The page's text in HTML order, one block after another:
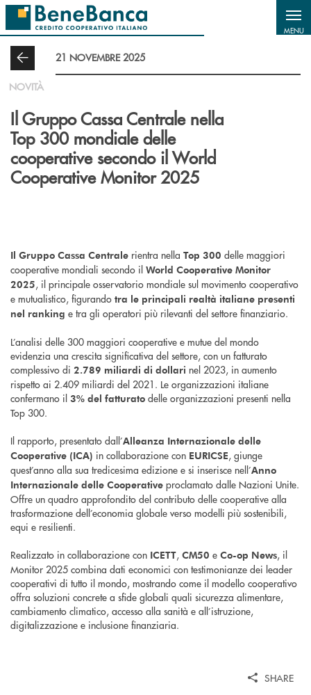
Salta al contenuto principale
MENU
21 NOVEMBRE 2025
NOVITÀ
Il Gruppo Cassa Centrale nella
Top 300 mondiale delle
cooperative secondo il World
Cooperative Monitor 2025
Il Gruppo Cassa Centrale rientra nella Top 300 delle maggiori
cooperative mondiali secondo il World Cooperative Monitor
2025, il principale osservatorio mondiale sul movimento cooperativo
e mutualistico, figurando tra le principali realtà italiane presenti
nel ranking e tra gli operatori più rilevanti del settore finanziario.
L’analisi delle 300 maggiori cooperative e mutue del mondo
evidenzia una crescita significativa del settore, con un fatturato
complessivo di 2.789 miliardi di dollari nel 2023, in aumento
rispetto ai 2.409 miliardi del 2021. Le organizzazioni italiane
confermano il 3% del fatturato delle organizzazioni presenti nella
Top 300.
Il rapporto, presentato dall’Alleanza Internazionale delle
Cooperative (ICA) in collaborazione con EURICSE, giunge
quest’anno alla sua tredicesima edizione e si inserisce nell’Anno
Internazionale delle Cooperative proclamato dalle Nazioni Unite.
Offre un quadro approfondito del contributo delle cooperative alla
trasformazione dell’economia globale verso modelli più sostenibili,
equi e resilienti.
Realizzato in collaborazione con ICETT, CM50 e Co-op News, il
Monitor 2025 combina dati economici con testimonianze dei leader
cooperativi di tutto il mondo, mostrando come il modello cooperativo
offra soluzioni concrete a sfide globali quali sicurezza alimentare,
cambiamento climatico, accesso alla sanità e all’istruzione,
digitalizzazione e inclusione finanziaria.
SHARE